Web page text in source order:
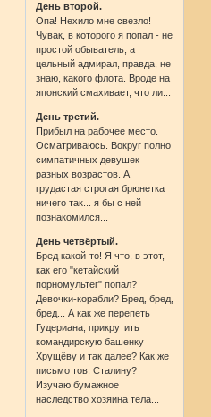
День второй.
Опа! Нехило мне свезло!
Чувак, в которого я попал - не
простой обыватель, а
цельный адмирал, правда, не
знаю, какого флота. Вроде на
японский смахивает, что ли...
День третий.
Прибыл на рабочее место.
Осматриваюсь. Вокруг полно
симпатичных девушек
разных возрастов. А
грудастая строгая брюнетка
ничего так... я бы с ней
познакомился...
День четвёртый.
Бред какой-то! Я что, в этот,
как его "кетайский
порномультег" попал?
Девочки-корабли? Бред, бред,
бред... А как же перепеть
Гудериана, прикрутить
командирскую башенку
Хрущёву и так далее? Как же
письмо тов. Сталину?
Изучаю бумажное
наследство хозяина тела...